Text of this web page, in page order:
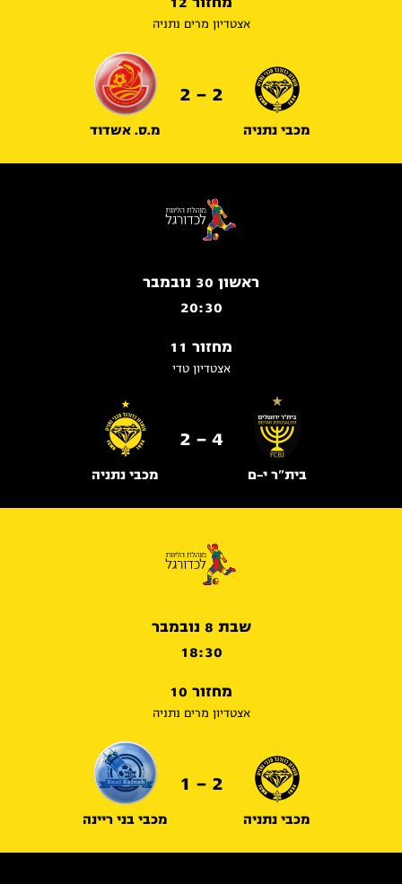
אצטדיון מרים נתניה
מכבי נתניה
2 - 2
מ.ס. אשדוד
ראשון 30 נובמבר
20:30
מחזור 11
אצטדיון טדי
בית"ר י-ם
4 - 2
מכבי נתניה
שבת 8 נובמבר
18:30
מחזור 10
אצטדיון מרים נתניה
מכבי נתניה
2 - 1
מכבי בני ריינה